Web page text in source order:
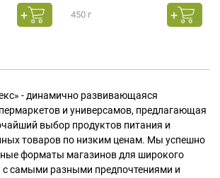
450 г
- динамично развивающаяся
и универсамов, предлагающая
выбор продуктов питания и
товаров по низким ценам. Мы успешно
форматы магазинов для широкого
с самыми разными предпочтениями и